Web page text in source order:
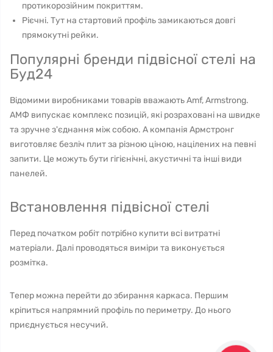
протикорозійним покриттям.
Рієчні. Тут на стартовий профіль замикаються довгі
прямокутні рейки.
Популярні бренди підвісної стелі на
Буд24
Відомими виробниками товарів вважають Amf, Armstrong.
АМФ випускає комплекс позицій, які розраховані на швидке
та зручне з'єднання між собою. А компанія Армстронг
виготовляє безліч плит за різною ціною, націлених на певні
запити. Це можуть бути гігієнічні, акустичні та інші види
панелей.
Встановлення підвісної стелі
Перед початком робіт потрібно купити всі витратні
матеріали. Далі проводяться виміри та виконується
розмітка.
Тепер можна перейти до збирання каркаса. Першим
кріпиться напрямний профіль по периметру. До нього
приєднується несучий.